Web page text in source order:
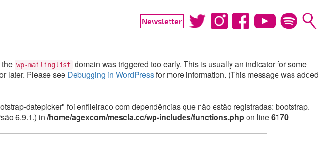
wp-mailinglist domain was triggered too early. This is usually an indicator for some
later. Please see Debugging in WordPressfor more information. (This message was added
datepicker" foi enfileirado com dependências que não estão registradas: bootstrap.
6.9.1.) in /home/agexcom/mescla.cc/wp-includes/functions.phpon line6170
Newsletter